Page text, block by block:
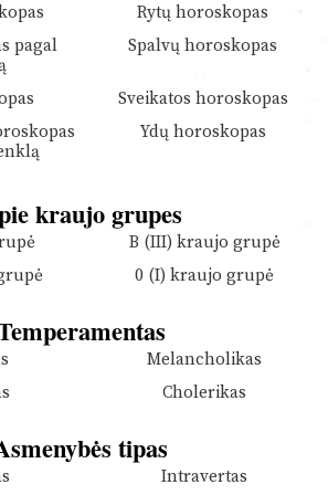
Rytų horoskopas
pagal
Spalvų horoskopas
Sveikatos horoskopas
Ydų horoskopas
kraujo grupes
B (III) kraujo grupė
0 (I) kraujo grupė
Melancholikas
Cholerikas
tipas
Intravertas